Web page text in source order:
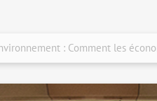
: Comment les